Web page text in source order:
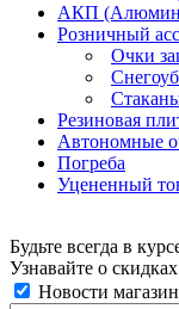
АКП
Розничный
Очки
Резиновая
Автономные
Погреба
Уцененный
Будьте всегда в
Узнавайте о
Новости